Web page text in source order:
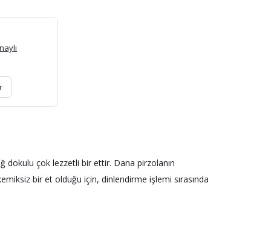
dokulu çok lezzetli bir ettir. Dana pirzolanın
bir et olduğu için, dinlendirme işlemi sırasında